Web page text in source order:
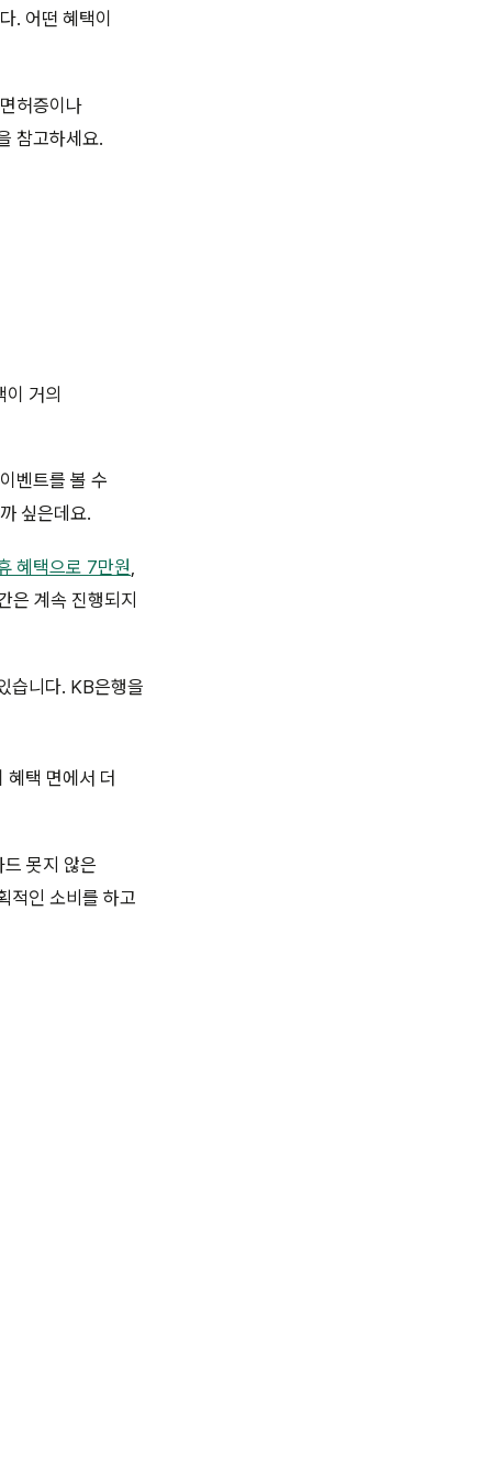
. 어떤 혜택이
허증이나
참고하세요.
이 거의
벤트를 볼 수
싶은데요.
혜택으로 7만원,
은 계속 진행되지
습니다. KB은행을
택 면에서 더
못지 않은
적인 소비를 하고